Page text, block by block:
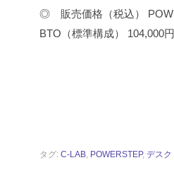
◎ 販売価格（税込）
BTO（標準構成） 104,000円
タグ: C-LAB, POWERSTEP, デスク